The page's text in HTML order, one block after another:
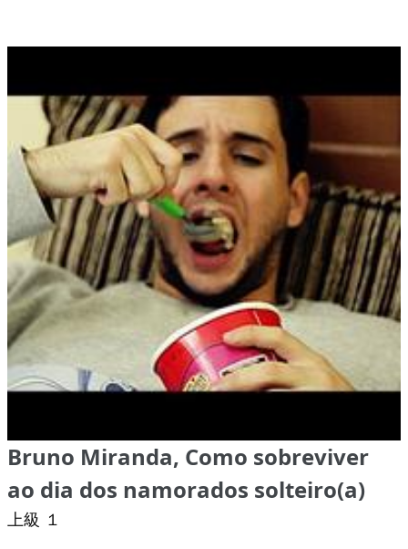
Bruno Miranda, Como sobreviver
ao dia dos namorados solteiro(a)
上級 １